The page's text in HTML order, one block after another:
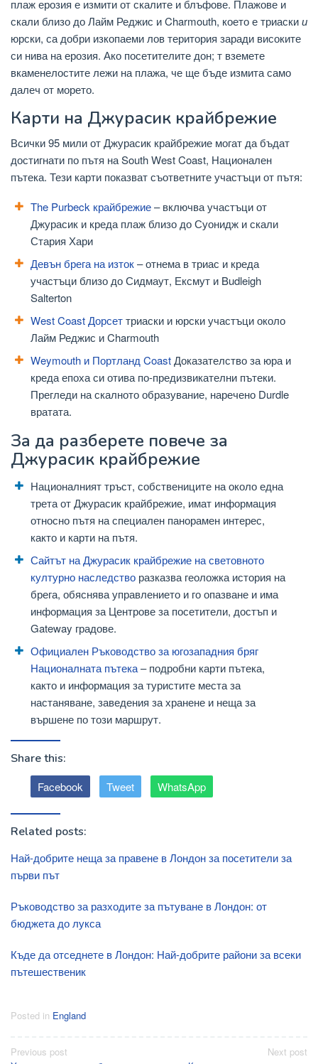
плаж ерозия е измити от скалите и блъфове. Плажове и
скали близо до Лайм Реджис и Charmouth, което е триаскии
юрски, са добри изкопаеми лов територия заради високите
си нива на ерозия. Ако посетителите дон; т вземете
вкаменелостите лежи на плажа, че ще бъде измита само
далеч от морето.
Карти на Джурасик крайбрежие
Всички 95 мили от Джурасик крайбрежие могат да бъдат
достигнати по пътя на South West Coast, Национален
пътека. Тези карти показват съответните участъци от пътя:
The Purbeck крайбрежие– включва участъци от
Джурасик и креда плаж близо до Суонидж и скали
Стария Хари
Девън брега на изток– отнема в триас и креда
участъци близо до Сидмаут, Ексмут и Budleigh
Salterton
West Coast Дорсеттриаски и юрски участъци около
Лайм Реджис и Charmouth
Weymouth и Портланд CoastДоказателство за юра и
креда епоха си отива по-предизвикателни пътеки.
Прегледи на скалното образувание, наречено Durdle
вратата.
За да разберете повече за
Джурасик крайбрежие
Националният тръст, собствениците на около една
трета от Джурасик крайбрежие, имат информация
относно пътя на специален панорамен интерес,
както и карти на пътя.
Сайтът на Джурасик крайбрежие на световното
културно наследство разказва геоложка история на
брега, обяснява управлението и го опазване и има
информация за Центрове за посетители, достъп и
Gateway градове.
Официален Ръководство за югозападния бряг
Националната пътека– подробни карти пътека,
както и информация за туристите места за
настаняване, заведения за хранене и неща за
вършене по този маршрут.
Share this:
Facebook Tweet WhatsApp
Related posts:
Най-добрите неща за правене в Лондон за посетители за
първи път
Ръководство за разходите за пътуване в Лондон: от
бюджета до лукса
Къде да отседнете в Лондон: Най-добрите райони за всеки
пътешественик
Posted in England
Post
Previous post
Next post